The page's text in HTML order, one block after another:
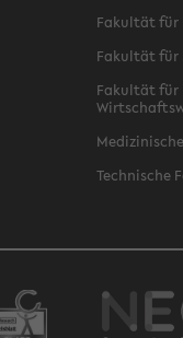
Fakultät für
Fakultät für
Fakultät für
Technische